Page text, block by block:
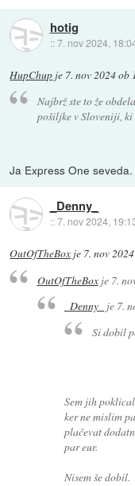
hotig
::7. nov 2024,
HupChup je 7. nov 2024 ob
Najbrž ste to že
pošiljke v Sloveniji, ki
Ja Express One
_Denny_
::7. nov 2024,
OutOfTheBox je 7. nov
OutOfTheBoxje 7.
_Denny_ je 7.
Si dobil
Sem jih
ker ne mislim
plačevat
par eur.
Nisem še dobil.